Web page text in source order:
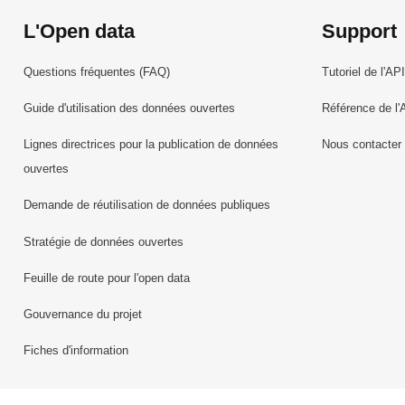
L'Open data
Questions fréquentes (FAQ)
Guide d'utilisation des données ouvertes
Lignes directrices pour la publication de données
ouvertes
Demande de réutilisation de données publiques
Stratégie de données ouvertes
Feuille de route pour l'open data
Gouvernance du projet
Fiches d'information
Support
Tutoriel de l'API
Référence de
Nous contacter